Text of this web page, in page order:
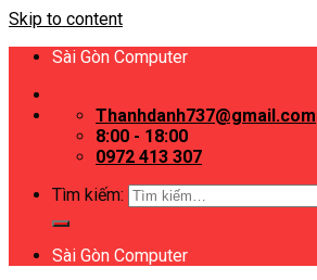
Skip to content
Sài Gòn Computer
Thanhdanh737@gmail.com
8:00 - 18:00
0972 413 307
Tìm kiếm:
Sài Gòn Computer